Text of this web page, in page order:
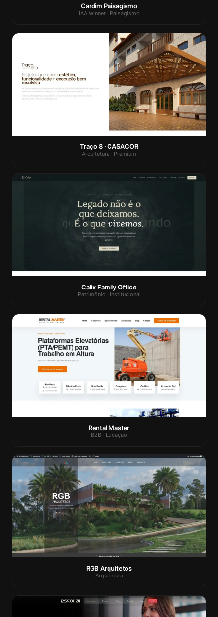
Cardim Paisagismo
IAA Winner · Paisagismo
Traço 8 · CASACOR
Arquitetura · Premium
Calix Family Office
Patrimônio · Institucional
Rental Master
B2B · Locação
RGB Arquitetos
Arquitetura